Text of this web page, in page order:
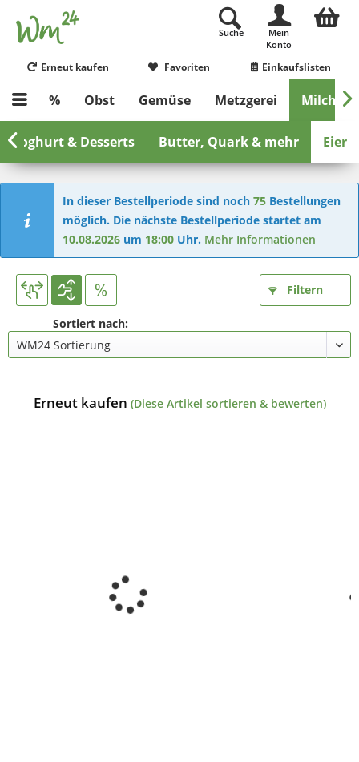
Suche
Mein
Konto
Erneut kaufen Favoriten Einkaufslisten
% Obst Gemüse Metzgerei Milch &
Joghurt & Desserts Butter, Quark & mehr Eier


In dieser Bestellperiode sind noch 75 Bestellungen
möglich. Die nächste Bestellperiode startet am
10.08.2026 um 18:00 Uhr. Mehr Informationen
Filtern
Sortiert nach:
Erneut kaufen (Diese Artikel sortieren & bewerten)